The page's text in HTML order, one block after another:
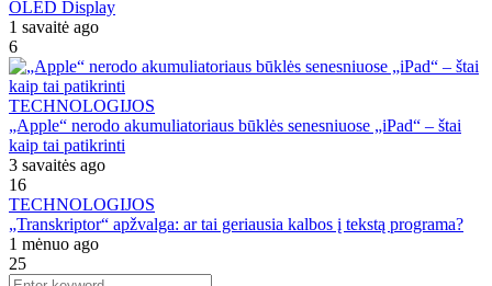
OLED Display
1 savaitė ago
6
TECHNOLOGIJOS
„Apple“ nerodo akumuliatoriaus būklės senesniuose „iPad“ – štai
kaip tai patikrinti
3 savaitės ago
16
TECHNOLOGIJOS
„Transkriptor“ apžvalga: ar tai geriausia kalbos į tekstą programa?
1 mėnuo ago
25